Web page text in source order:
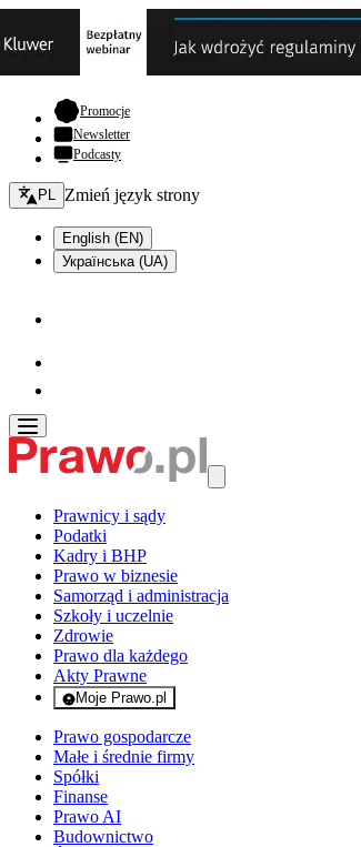
Promocje- otwiera się w nowej karcie
Newsletter
Podcasty
Zmień język - bieżący:
PL Zmień język strony
English (EN)
Українська (UA)
Prawnicy i sądy
Podatki
Kadry i BHP
Prawo w biznesie
Samorząd i administracja
Szkoły i uczelnie
Zdrowie
Prawo dla każdego
Akty Prawne
Moje Prawo.pl
- rejestracja i logowanie do serwisu
Prawo gospodarcze
Małe i średnie firmy
Spółki
Finanse
Prawo AI
Budownictwo